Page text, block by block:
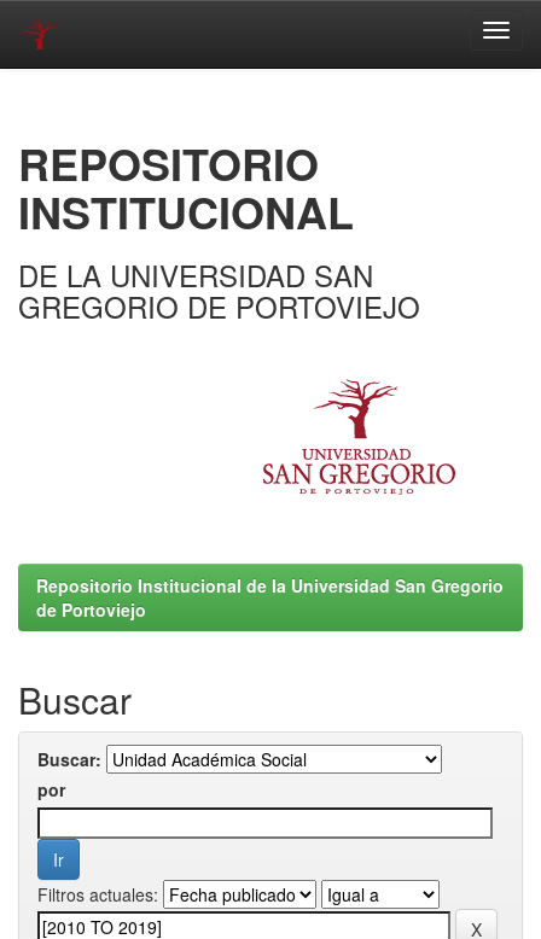
REPOSITORIO
INSTITUCIONAL
DE LA UNIVERSIDAD SAN
GREGORIO DE PORTOVIEJO
Repositorio Institucional de la Universidad San Gregorio
de Portoviejo
Buscar
Buscar:
por
Filtros actuales: